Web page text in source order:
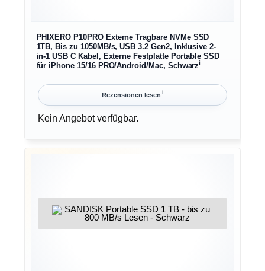
PHIXERO P10PRO Externe Tragbare NVMe SSD
1TB, Bis zu 1050MB/s, USB 3.2 Gen2, Inklusive 2-
in-1 USB C Kabel, Externe Festplatte Portable SSD
für iPhone 15/16 PRO/Android/Mac, Schwarzℹ︎
Rezensionen lesen ℹ︎
Kein Angebot verfügbar.